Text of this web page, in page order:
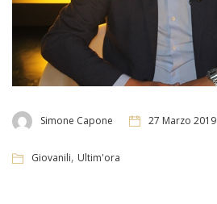
Simone Capone 27 Marzo 2019
Giovanili, Ultim'ora